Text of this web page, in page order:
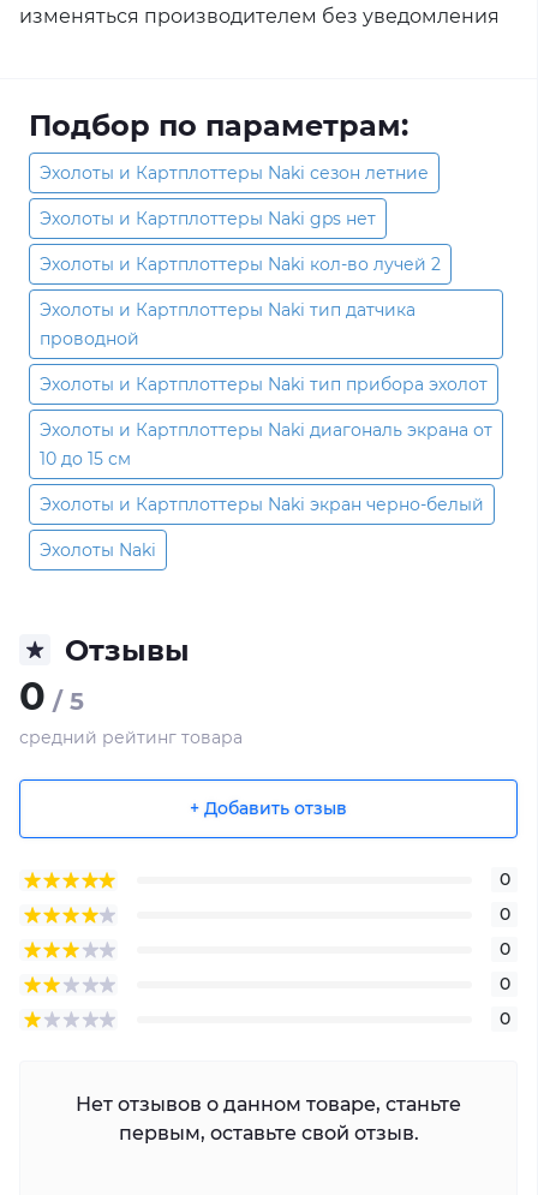
изменяться производителем без уведомления
Подбор по параметрам:
Эхолоты и Картплоттеры Naki сезон летние
Эхолоты и Картплоттеры Naki gps нет
Эхолоты и Картплоттеры Naki кол-во лучей 2
Эхолоты и Картплоттеры Naki тип датчика
проводной
Эхолоты и Картплоттеры Naki тип прибора эхолот
Эхолоты и Картплоттеры Naki диагональ экрана от
10 до 15 см
Эхолоты и Картплоттеры Naki экран черно-белый
Эхолоты Naki
Отзывы
0 / 5
средний рейтинг товара
+ Добавить отзыв
0
0
0
0
0
Нет отзывов о данном товаре, станьте
первым, оставьте свой отзыв.